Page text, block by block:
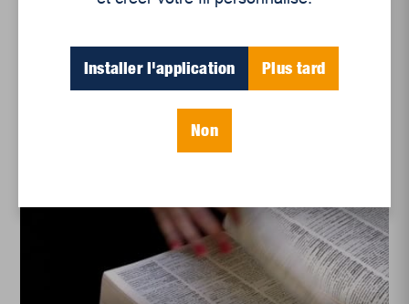
Installer l'application Plus tard
Non